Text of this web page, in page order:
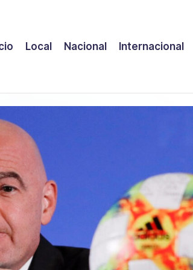
Local Nacional Internacional